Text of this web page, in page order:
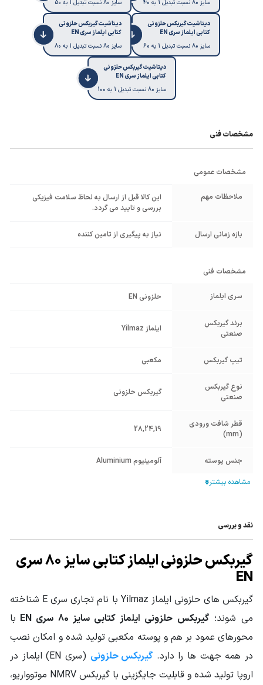
سایز 80 نسبت تبدیل 1 به 40
سایز 80 نسبت تبدیل 1 به 50
دیتاشیت گیربکس حلزونی
کتابی ایلماز سری EN
سایز 80 نسبت تبدیل 1 به 60
دیتاشیت گیربکس حلزونی
کتابی ایلماز سری EN
سایز 80 نسبت تبدیل 1 به 80
دیتاشیت گیربکس حلزونی
کتابی ایلماز سری EN
سایز 80 نسبت تبدیل 1 به 100
مشخصات فنی
مشخصات عمومی
ملاحظات مهم
این کالا قبل از ارسال به لحاظ سلامت فیزیکی
بررسی و تایید می گردد.
بازه زمانی ارسال نیاز به پیگیری از تامین کننده
مشخصات فنی
سری ایلماز حلزونی EN
برند گیربکس
صنعتی
ایلماز Yilmaz
تیپ گیربکس مکعبی
نوع گیربکس
صنعتی
گیربکس حلزونی
قطر شافت ورودی
(mm)
19
,
24
,
28
جنس پوسته آلومینیوم Aluminium
قطر شافت خروجی
جنس دنده
نقد و بررسی
گیربکس حلزونی ایلماز کتابی سایز 80 سری
EN
گیربکس های حلزونی ایلماز Yilmaz با نام تجاری سری E شناخته
می شوند؛گیربکس حلزونی ایلماز کتابی سایز 80 سری EN
با
محورهای عمود بر هم و پوسته مکعبی تولید شده و امکان نصب
در همه جهت ها را دارد. گیربکس حلزونی
(سری EN) ایلماز در
اروپا تولید شده و قابلیت جایگزینی با گیربکس NMRV موتوواریو،